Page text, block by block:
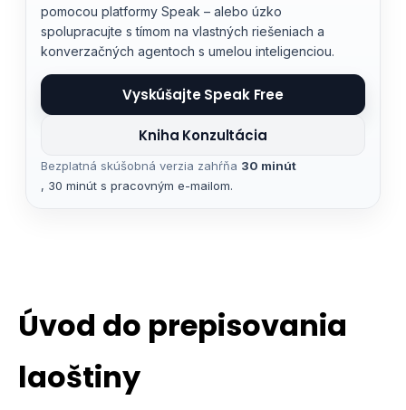
pomocou platformy Speak – alebo úzko
spolupracujte s tímom na vlastných riešeniach a
konverzačných agentoch s umelou inteligenciou.
Vyskúšajte Speak Free
Kniha Konzultácia
Bezplatná skúšobná verzia zahŕňa 30 minút
, 30 minút s pracovným e-mailom.
Úvod do prepisovania
laoštiny